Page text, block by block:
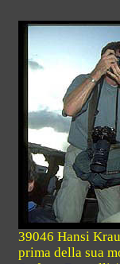
39046 Hansi
prima della sua